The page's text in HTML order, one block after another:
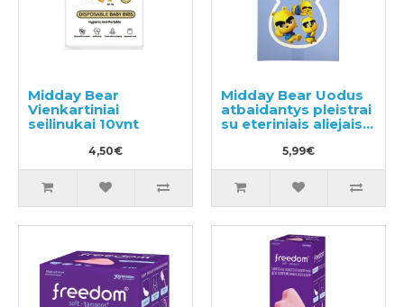
Midday Bear
Vienkartiniai
seilinukai 10vnt
4,50€
Midday Bear Uodus
atbaidantys pleistrai
su eteriniais aliejais
5,99€